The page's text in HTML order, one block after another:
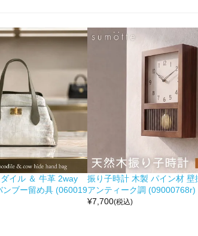
イル ＆ 牛革 2way
ンブー留め具 (060019
振り子時計 木製 パイン材 壁
アンティーク調 (09000768r)
¥7,700(税込)